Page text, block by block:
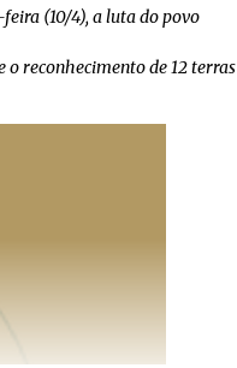
feira (10/4), a luta do povo
reconhecimento de 12 terras